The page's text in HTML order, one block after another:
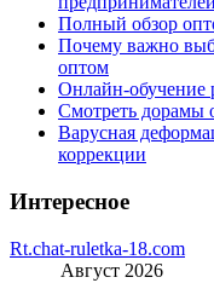
Полный обзор
Почему важно
оптом
Онлайн-обучение
Смотреть дорамы
Варусная
коррекции
Интересное
Rt.chat-ruletka-18.com
Август 2026